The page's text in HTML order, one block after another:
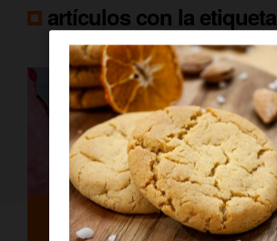
artículos con la etiqueta
Orange Seguros